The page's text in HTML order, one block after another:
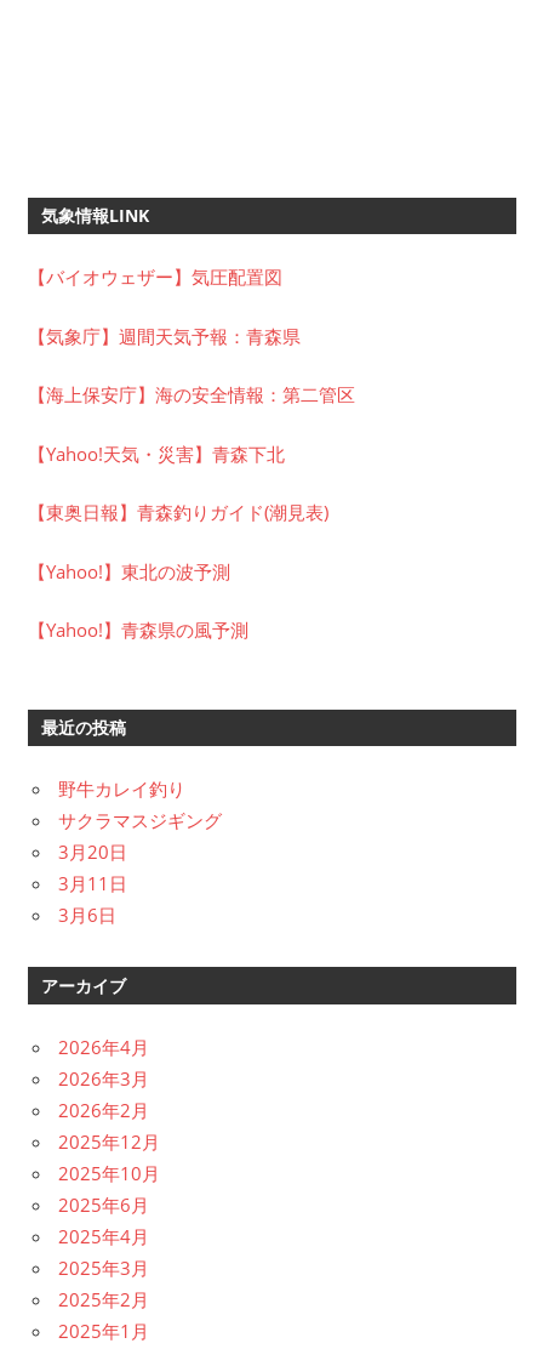
気象情報LINK
【バイオウェザー】気圧配置図
【気象庁】週間天気予報：青森県
【海上保安庁】海の安全情報：第二管区
【Yahoo!天気・災害】青森下北
【東奥日報】青森釣りガイド(潮見表)
【Yahoo!】東北の波予測
【Yahoo!】青森県の風予測
最近の投稿
野牛カレイ釣り
サクラマスジギング
3月20日
3月11日
3月6日
アーカイブ
2026年4月
2026年3月
2026年2月
2025年12月
2025年10月
2025年6月
2025年4月
2025年3月
2025年2月
2025年1月